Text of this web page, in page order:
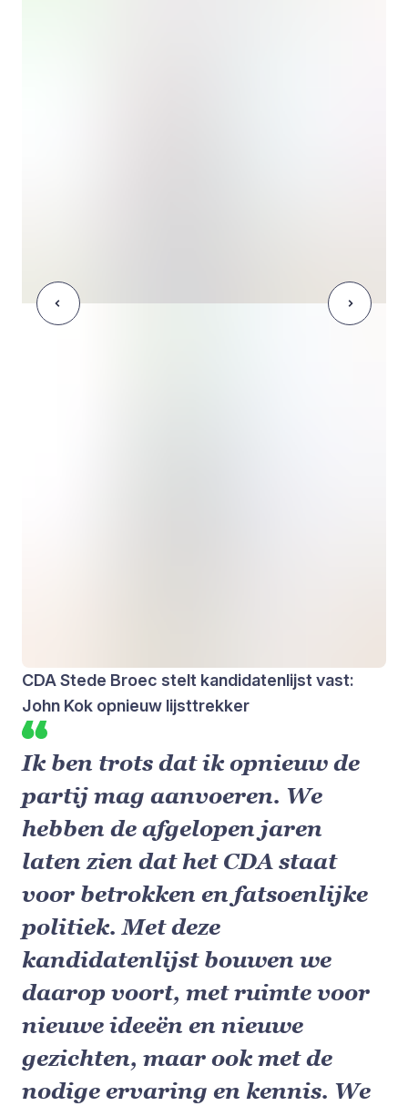
CDA Stede Broec stelt kandidatenlijst vast:
John Kok opnieuw lijsttrekker
Ik ben trots dat ik opnieuw de
partij mag aanvoeren. We
hebben de afgelopen jaren
laten zien dat het CDA staat
voor betrokken en fatsoenlijke
politiek. Met deze
kandidatenlijst bouwen we
daarop voort, met ruimte voor
nieuwe ideeën en nieuwe
gezichten, maar ook met de
nodige ervaring en kennis. We